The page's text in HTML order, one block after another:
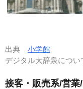
出典 小学館
デジタル大辞泉につ
接客・販売系/営